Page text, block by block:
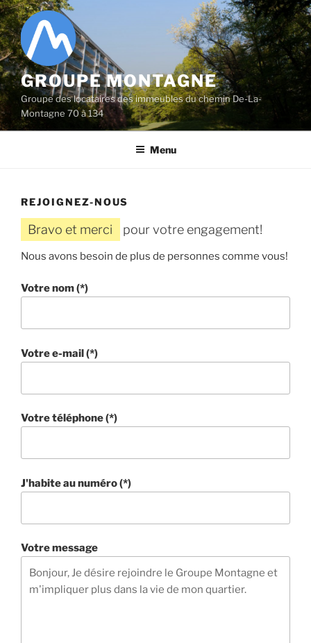
Aller
au
contenu
principal
GROUPE MONTAGNE
Groupe des locataires des immeubles du chemin De-La-
Montagne 70 à 134
Menu
REJOIGNEZ-NOUS
Bravo et merci pour votre engagement!
Nous avons besoin de plus de personnes comme vous!
Veuillez laisser ce champ vide.
Votre nom (*)
Votre e-mail (*)
Votre téléphone (*)
J'habite au numéro (*)
Votre message